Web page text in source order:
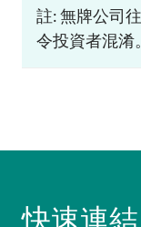
註: 無牌公司
令投資者混淆。
快速連結